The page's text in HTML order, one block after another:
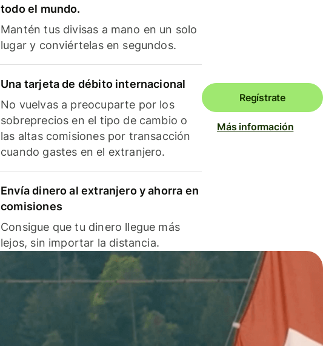
todo el mundo.
Mantén tus divisas a mano en un solo
lugar y conviértelas en segundos.
Una tarjeta de débito internacional
No vuelvas a preocuparte por los
sobreprecios en el tipo de cambio o
las altas comisiones por transacción
cuando gastes en el extranjero.
Envía dinero al extranjero y ahorra en
comisiones
Consigue que tu dinero llegue más
lejos, sin importar la distancia.
Regístrate
Más información